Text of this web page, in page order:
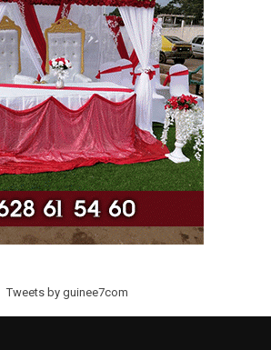
Tweets by guinee7com